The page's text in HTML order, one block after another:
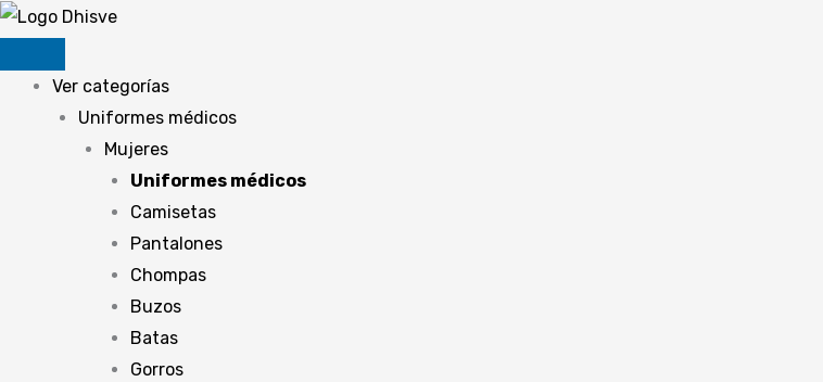
Ir
contenidoVer categorías
Uniformes médicos
Mujeres
Uniformes médicos
Camisetas
Pantalones
Chompas
Buzos
Batas
Gorros